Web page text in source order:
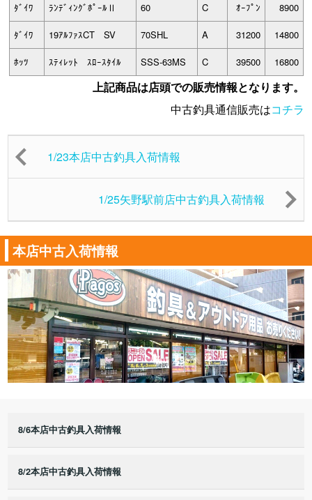
ﾀﾞｲﾜ ﾗﾝﾃﾞｨﾝｸﾞﾎﾟｰﾙⅡ 60 C ｵｰﾌﾟﾝ 8900
ﾀﾞｲﾜ 19ｱﾙﾌｧｽCT SV 70SHL A 31200 14800
ﾎｯﾂ ｽﾃｨﾚｯﾄ ｽﾛｰｽﾀｲﾙ SSS-63MS C 39500 16800
上記商品は店頭での販売情報となります。
中古釣具通信販売はコチラ
1/23本店中古釣具入荷情報
1/25矢野駅前店中古釣具入荷情報
本店中古入荷情報
8/6本店中古釣具入荷情報
8/2本店中古釣具入荷情報